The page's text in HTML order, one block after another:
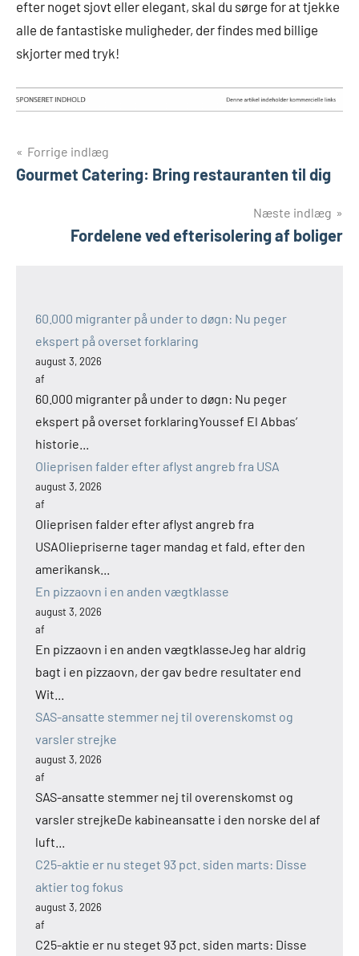
efter noget sjovt eller elegant, skal du sørge for at tjekke
alle de fantastiske muligheder, der findes med billige
skjorter med tryk!
Indlægsnavigation
Forrige indlæg
Gourmet Catering: Bring restauranten til dig
Næste indlæg
Fordelene ved efterisolering af boliger
60.000 migranter på under to døgn: Nu peger
ekspert på overset forklaring
august 3, 2026
af
60.000 migranter på under to døgn: Nu peger
ekspert på overset forklaringYoussef El Abbas’
historie...
Olieprisen falder efter aflyst angreb fra USA
august 3, 2026
af
Olieprisen falder efter aflyst angreb fra
USAOliepriserne tager mandag et fald, efter den
amerikansk...
En pizzaovn i en anden vægtklasse
august 3, 2026
af
En pizzaovn i en anden vægtklasseJeg har aldrig
bagt i en pizzaovn, der gav bedre resultater end
Wit...
SAS-ansatte stemmer nej til overenskomst og
varsler strejke
august 3, 2026
af
SAS-ansatte stemmer nej til overenskomst og
varsler strejkeDe kabineansatte i den norske del af
luft...
C25-aktie er nu steget 93 pct. siden marts: Disse
aktier tog fokus
august 3, 2026
af
C25-aktie er nu steget 93 pct. siden marts: Disse